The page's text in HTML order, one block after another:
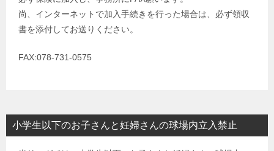
尚、インターネットで加入手続きを行った場合は、必ず領収
書を添付してお送りください。
FAX:078-731-0575
小学生以下のお子さんと妊婦さんの球場内立入禁止